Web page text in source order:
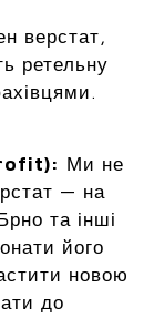
верстат,
ретельну
Ми не
— на
та інші
його
новою
до